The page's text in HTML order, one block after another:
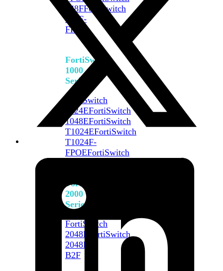
648FFortiSwitch
648F-
FPOE
FortiSwitch
1000
Series
FortiSwitch
1024EFortiSwitch
1048EFortiSwitch
T1024EFortiSwitch
T1024F-
FPOEFortiSwitch
FortiSwitch
2000
Series
FortiSwitch
2048F
FortiSwitch
2048F-
B2F